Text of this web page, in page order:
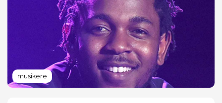
musikere